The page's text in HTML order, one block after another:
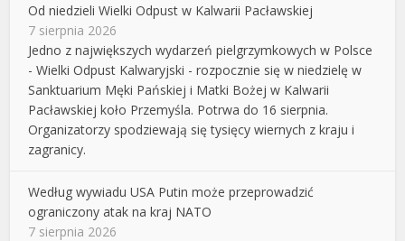
Od niedzieli Wielki Odpust w Kalwarii Pacławskiej
7 sierpnia 2026
Jedno z największych wydarzeń pielgrzymkowych w Polsce
- Wielki Odpust Kalwaryjski - rozpocznie się w niedzielę w
Sanktuarium Męki Pańskiej i Matki Bożej w Kalwarii
Pacławskiej koło Przemyśla. Potrwa do 16 sierpnia.
Organizatorzy spodziewają się tysięcy wiernych z kraju i
zagranicy.
Według wywiadu USA Putin może przeprowadzić
ograniczony atak na kraj NATO
7 sierpnia 2026